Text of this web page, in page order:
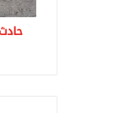
أورفا